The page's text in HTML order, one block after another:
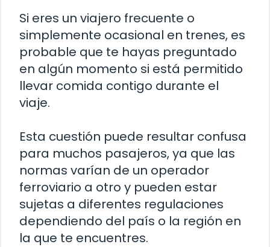
Si eres un viajero frecuente o
simplemente ocasional en trenes, es
probable que te hayas preguntado
en algún momento si está permitido
llevar comida contigo durante el
viaje.
Esta cuestión puede resultar confusa
para muchos pasajeros, ya que las
normas varían de un operador
ferroviario a otro y pueden estar
sujetas a diferentes regulaciones
dependiendo del país o la región en
la que te encuentres.